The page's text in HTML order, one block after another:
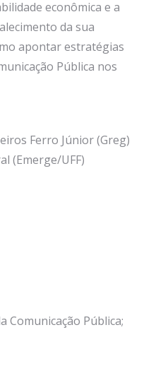
econômica e a
da sua
apontar estratégias
Pública nos
Ferro Júnior (Greg)
(Emerge/UFF)
Comunicação Pública;